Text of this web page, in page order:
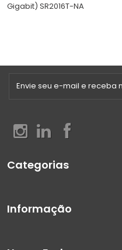
Gigabit) SR2016T-NA
Categorias
Informação